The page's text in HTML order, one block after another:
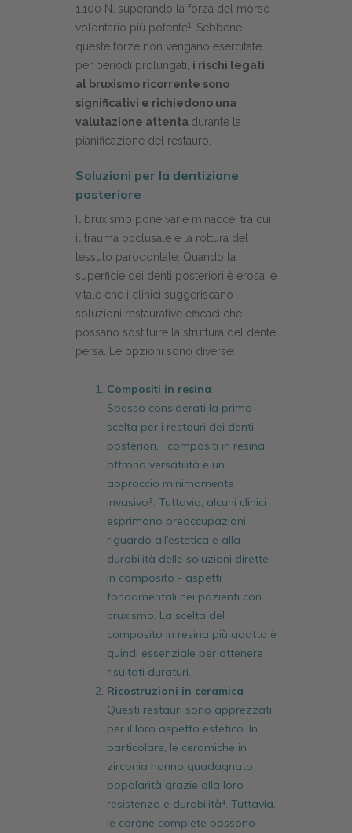
1.100 N, superando la forza del morso
volontario più potente1. Sebbene
queste forze non vengano esercitate
per periodi prolungati, i rischi legati
al bruxismo ricorrente sono
significativi e richiedono una
valutazione attenta durante la
pianificazione del restauro.
Soluzioni per la dentizione
posteriore
Il bruxismo pone varie minacce, tra cui
il trauma occlusale e la rottura del
tessuto parodontale. Quando la
superficie dei denti posteriori è erosa, è
vitale che i clinici suggeriscano
soluzioni restaurative efficaci che
possano sostituire la struttura del dente
persa. Le opzioni sono diverse:
Compositi in resina
Spesso considerati la prima
scelta per i restauri dei denti
posteriori, i compositi in resina
offrono versatilità e un
approccio minimamente
invasivo³. Tuttavia, alcuni clinici
esprimono preoccupazioni
riguardo all’estetica e alla
durabilità delle soluzioni dirette
in composito - aspetti
fondamentali nei pazienti con
bruxismo. La scelta del
composito in resina più adatto è
quindi essenziale per ottenere
risultati duraturi.
Ricostruzioni in ceramica
Questi restauri sono apprezzati
per il loro aspetto estetico. In
particolare, le ceramiche in
zirconia hanno guadagnato
popolarità grazie alla loro
resistenza e durabilità⁴. Tuttavia,
le corone complete possono